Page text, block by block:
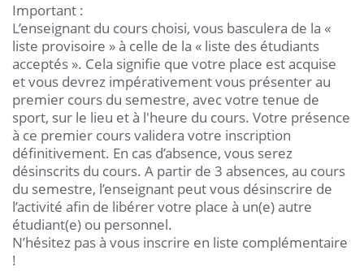
Important :
L’enseignant du cours choisi, vous basculera de la «
liste provisoire » à celle de la « liste des étudiants
acceptés ». Cela signifie que votre place est acquise
et vous devrez impérativement vous présenter au
premier cours du semestre, avec votre tenue de
sport, sur le lieu et à l'heure du cours. Votre présence
à ce premier cours validera votre inscription
définitivement. En cas d’absence, vous serez
désinscrits du cours. A partir de 3 absences, au cours
du semestre, l’enseignant peut vous désinscrire de
l’activité afin de libérer votre place à un(e) autre
étudiant(e) ou personnel.
N’hésitez pas à vous inscrire en liste complémentaire
!